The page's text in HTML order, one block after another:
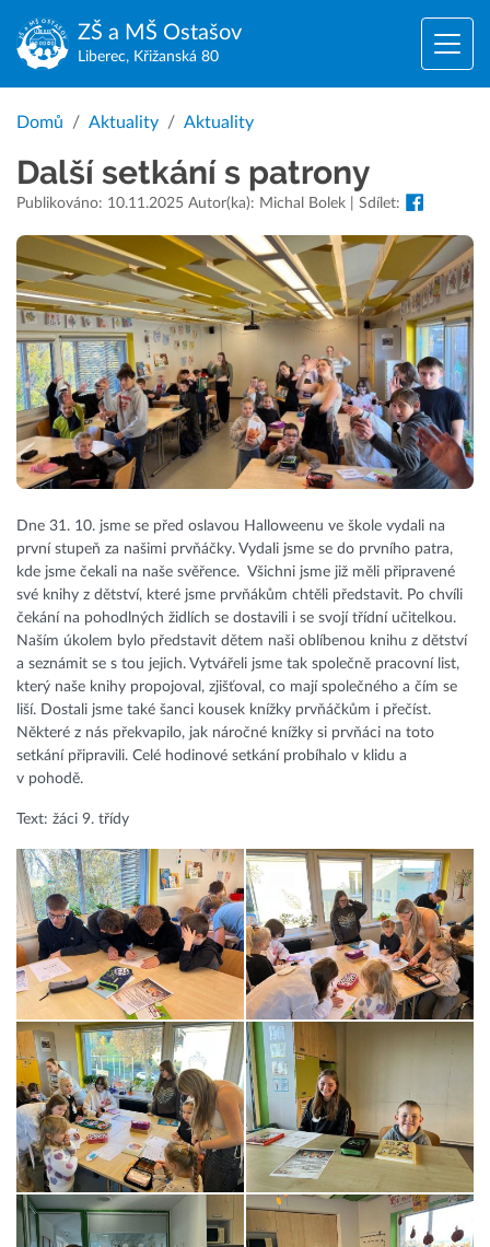
ZŠ a MŠ Ostašov
Liberec, Křižanská 80
Domů Aktuality Aktuality
Další setkání s patrony
Publikováno: 10.11.2025 Autor(ka): Michal Bolek | Sdílet:
Dne 31. 10. jsme se před oslavou Halloweenu ve škole vydali na
první stupeň za našimi prvňáčky. Vydali jsme se do prvního patra,
kde jsme čekali na naše svěřence. Všichni jsme již měli připravené
své knihy z dětství, které jsme prvňákům chtěli představit. Po chvíli
čekání na pohodlných židlích se dostavili i se svojí třídní učitelkou.
Naším úkolem bylo představit dětem naši oblíbenou knihu z dětství
a seznámit se s tou jejich. Vytvářeli jsme tak společně pracovní list,
který naše knihy propojoval, zjišťoval, co mají společného a čím se
liší. Dostali jsme také šanci kousek knížky prvňáčkům i přečíst.
Některé z nás překvapilo, jak náročné knížky si prvňáci na toto
setkání připravili. Celé hodinové setkání probíhalo v klidu a
v pohodě.
Text: žáci 9. třídy